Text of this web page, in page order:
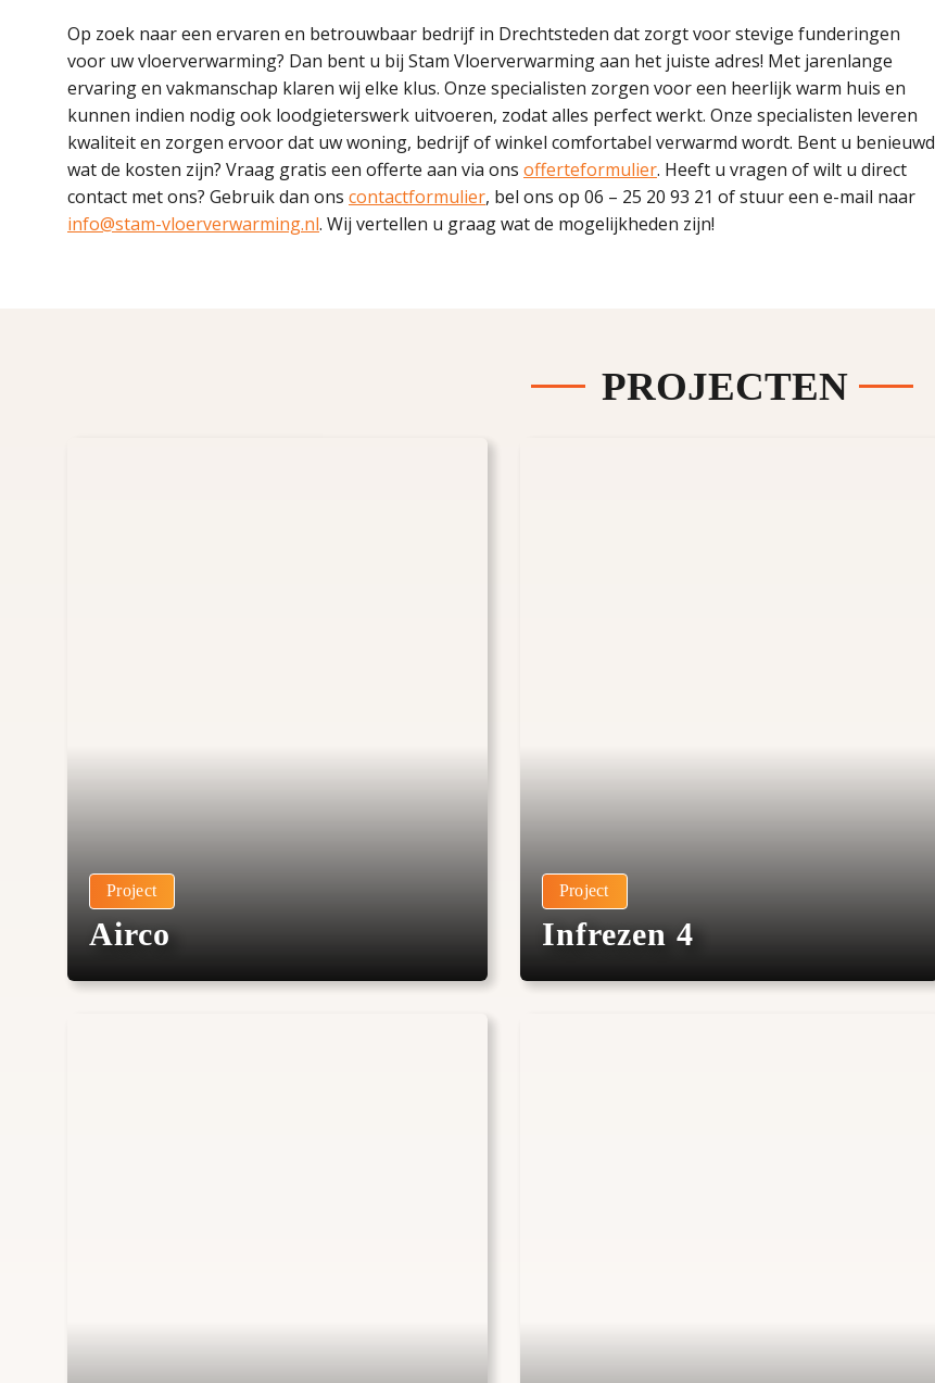
Op zoek naar een ervaren en betrouwbaar bedrijf in Drechtsteden dat zorgt voor stevige funderingen
voor uw vloerverwarming? Dan bent u bij Stam Vloerverwarming aan het juiste adres! Met jarenlange
ervaring en vakmanschap klaren wij elke klus. Onze specialisten zorgen voor een heerlijk warm huis en
kunnen indien nodig ook loodgieterswerk uitvoeren, zodat alles perfect werkt. Onze specialisten leveren
kwaliteit en zorgen ervoor dat uw woning, bedrijf of winkel comfortabel verwarmd wordt. Bent u benieuwd
wat de kosten zijn? Vraag gratis een offerte aan via ons offerteformulier. Heeft u vragen of wilt u direct
contact met ons? Gebruik dan ons contactformulier, bel ons op 06 – 25 20 93 21 of stuur een e-mail naar
info@stam-vloerverwarming.nl. Wij vertellen u graag wat de mogelijkheden zijn!
PROJECTEN
Project
Airco
Project
Infrezen 4